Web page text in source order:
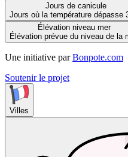
Jours de canicule
Jours où la température dépasse
Élévation niveau mer
Élévation prévue du niveau de la
Une initiative par Bonpote.com
Soutenir le projet
Villes